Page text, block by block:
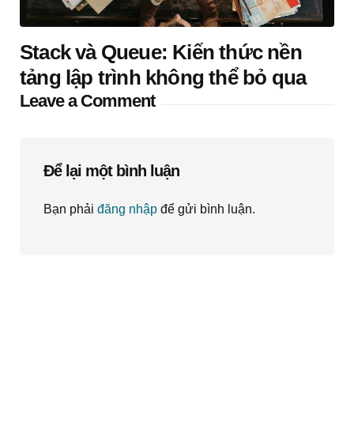
Stack và Queue: Kiến thức nền
tảng lập trình không thể bỏ qua
Leave a Comment
Để lại một bình luận
Bạn phải đăng nhập để gửi bình luận.